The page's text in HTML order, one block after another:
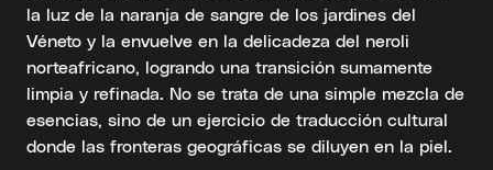
la luz de la naranja de sangre de los jardines del
Véneto y la envuelve en la delicadeza del neroli
norteafricano, logrando una transición sumamente
limpia y refinada. No se trata de una simple mezcla de
esencias, sino de un ejercicio de traducción cultural
donde las fronteras geográficas se diluyen en la piel.